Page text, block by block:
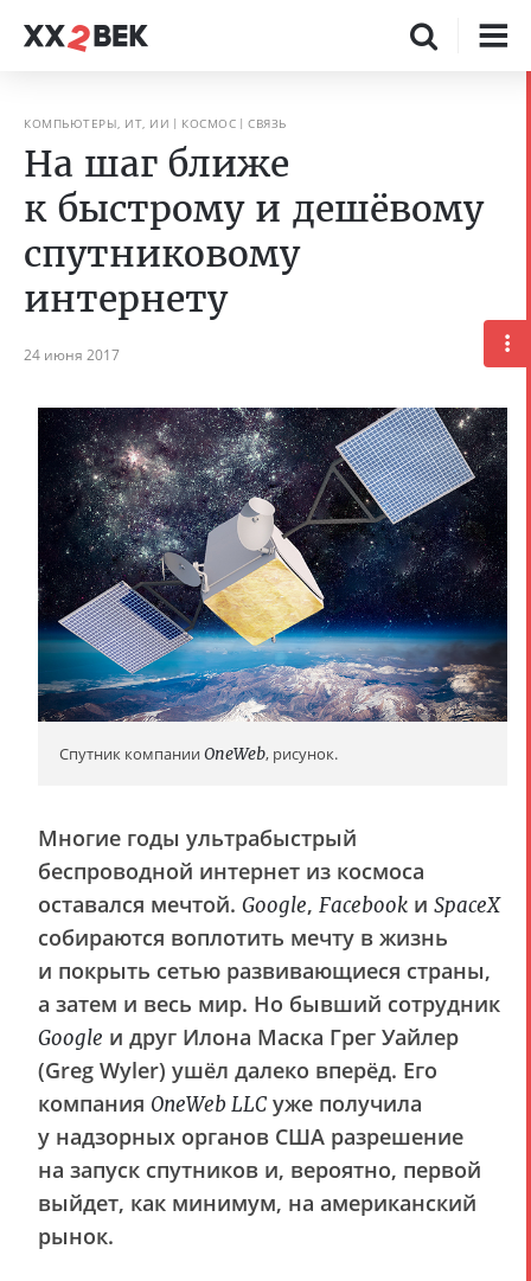
КОМПЬЮТЕРЫ, ИТ, ИИ КОСМОС СВЯЗЬ
На шаг ближе
к быстрому и дешёвому
спутниковому
интернету
24 июня 2017
Спутник компании OneWeb, рисунок.
Многие годы ультрабыстрый
беспроводной интернет из космоса
оставался мечтой. Google, Facebook и SpaceX
собираются воплотить мечту в жизнь
и покрыть сетью развивающиеся страны,
а затем и весь мир. Но бывший сотрудник
Google и друг Илона Маска Грег Уайлер
(Greg Wyler) ушёл далеко вперёд. Его
компания OneWeb LLC уже получила
у надзорных органов США разрешение
на запуск спутников и, вероятно, первой
выйдет, как минимум, на американский
рынок.